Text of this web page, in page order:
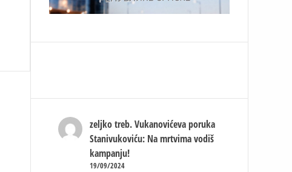
zeljko treb. Vukanovićeva poruka
Stanivukoviću: Na mrtvima vodiš
kampanju!
19/09/2024